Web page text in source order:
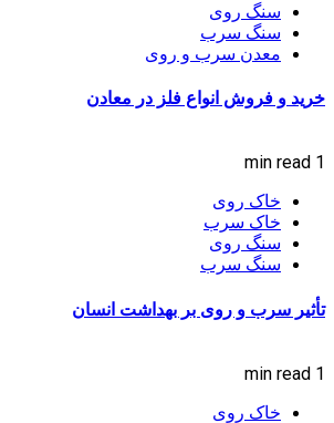
سنگ روی
سنگ سرب
معدن سرب و روی
خرید و فروش انواع فلز در معادن
1 min read
خاک روی
خاک سرب
سنگ روی
سنگ سرب
تأثیر سرب و روی بر بهداشت انسان
1 min read
خاک روی